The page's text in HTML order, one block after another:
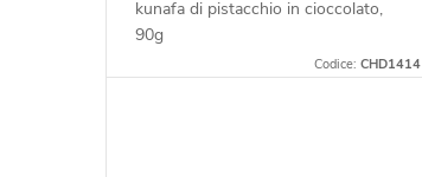
kunafa di pistacchio in cioccolato,
90g
Codice:CHD1414